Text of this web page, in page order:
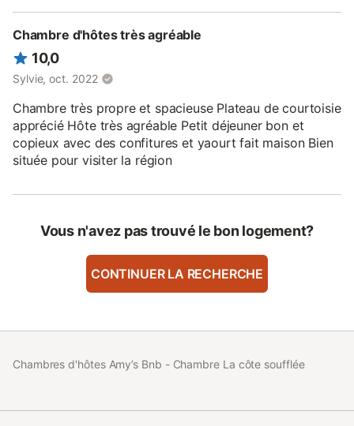
Chambre d'hôtes très agréable
10,0
Sylvie, oct. 2022
Chambre très propre et spacieuse Plateau de courtoisie
apprécié Hôte très agréable Petit déjeuner bon et
copieux avec des confitures et yaourt fait maison Bien
située pour visiter la région
Vous n'avez pas trouvé le bon logement?
CONTINUER LA RECHERCHE
Chambres d'hôtes Amy’s Bnb - Chambre La côte soufflée